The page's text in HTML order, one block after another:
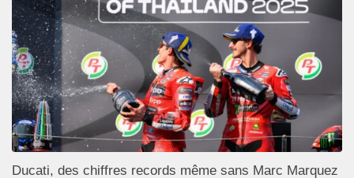
Ducati, des chiffres records même sans Marc Marquez